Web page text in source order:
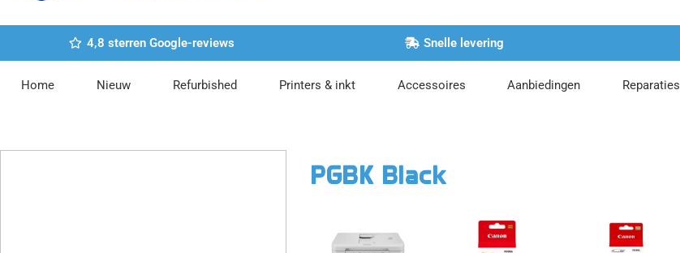
4,8 sterren Google-reviews Snelle levering
Home Nieuw Refurbished Printers & inkt Accessoires Aanbiedingen Reparaties
PGBK Black